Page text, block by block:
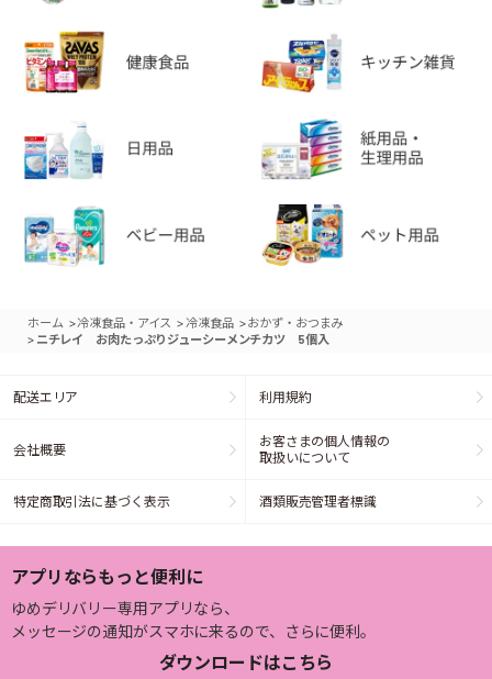
ホーム >冷凍食品・アイス > 冷凍食品 >おかず・おつまみ
> ニチレイ お肉たっぷりジューシーメンチカツ 5個入
配送エリア 利用規約
会社概要
お客さまの個人情報の
取扱いについて
特定商取引法に基づく表示 酒類販売管理者標識
アプリならもっと便利に
ゆめデリバリー専用アプリなら、
メッセージの通知がスマホに来るので、さらに便利。
ダウンロードはこちら